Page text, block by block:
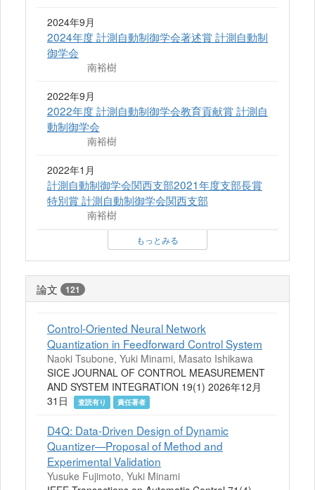
2024年9月
2024年度 計測自動制御学会著述賞 計測自動制
御学会
南裕樹
2022年9月
2022年度 計測自動制御学会教育貢献賞 計測自
動制御学会
南裕樹
2022年1月
計測自動制御学会関西支部2021年度支部長賞
特別賞 計測自動制御学会関西支部
南裕樹
もっとみる
論文 121
Control-Oriented Neural Network
Quantization in Feedforward Control System
Naoki Tsubone, Yuki Minami, Masato Ishikawa
SICE JOURNAL OF CONTROL MEASUREMENT
AND SYSTEM INTEGRATION 19(1) 2026年12月
31日
査読有り 責任著者
D4Q: Data-Driven Design of Dynamic
Quantizer—Proposal of Method and
Experimental Validation
Yusuke Fujimoto, Yuki Minami